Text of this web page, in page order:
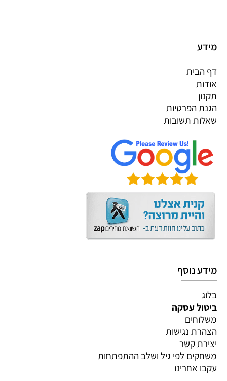
מידע
דף הבית
אודות
תקנון
הגנת הפרטיות
שאלות תשובות
מידע נוסף
בלוג
ביטול עסקה
משלוחים
הצהרת נגישות
יצירת קשר
משחקים לפי גיל ושלב ההתפתחות
עקבו אחרינו